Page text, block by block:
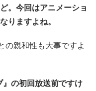
。今回はアニメーショ
りますよね。
の親和性も大事ですよ
の初回放送前ですけ